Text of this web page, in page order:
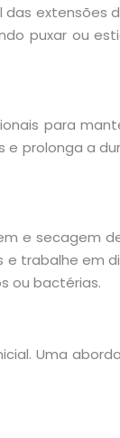
extensões
puxar ou
para
prolonga a
e secagem
trabalhe em
ou bactérias.
Uma